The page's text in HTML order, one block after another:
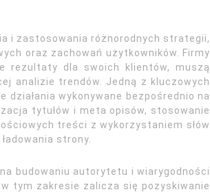
i zastosowania różnorodnych strategii,
oraz zachowań użytkowników. Firmy
rezultaty dla swoich klientów, muszą
analizie trendów. Jedną z kluczowych
wykonywane bezpośrednio na
tytułów i meta opisów, stosowanie
treści z wykorzystaniem słów
strony.
budowaniu autorytetu i wiarygodności
tym zakresie zalicza się pozyskiwanie